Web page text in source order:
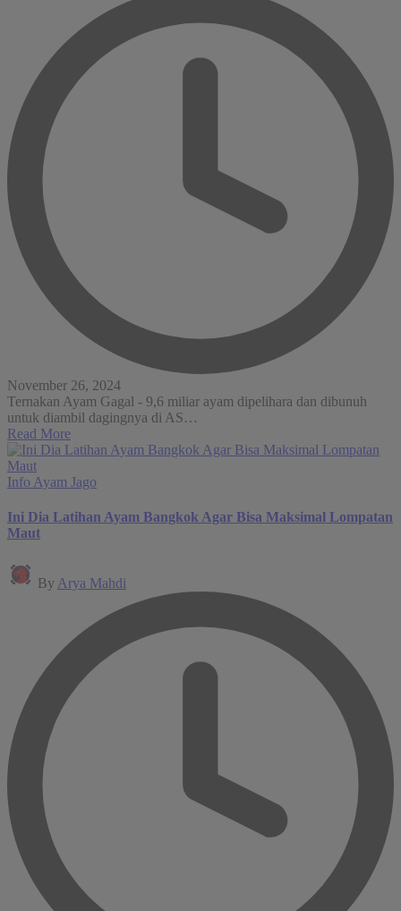
November 26, 2024
Ternakan Ayam Gagal - 9,6 miliar ayam dipelihara dan dibunuh
untuk diambil dagingnya di AS…
Read More
Posted
Info Ayam Jago
Ini Dia Latihan Ayam Bangkok Agar Bisa Maksimal Lompatan
Maut
Posted
by
By Arya Mahdi